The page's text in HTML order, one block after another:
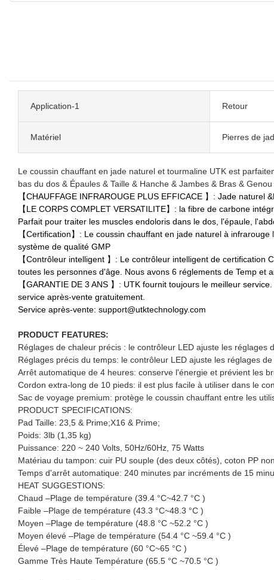
Application-1 Retour
Matériel Pierres de
Le coussin chauffant en jade naturel et tourmaline UTK est
bas du dos & Épaules & Taille & Hanche & Jambes & Bras & Genou
【CHAUFFAGE INFRAROUGE PLUS EFFICACE 】: Jade
【LE CORPS COMPLET VERSATILITE】: la fibre de carbone
Parfait pour traiter les muscles endoloris dans le dos, l'épaule,
【Certification】: Le coussin chauffant en jade naturel à
système de qualité GMP
【Contrôleur intelligent 】: Le contrôleur intelligent de
toutes les personnes d'âge. Nous avons 6 réglements de Temp et
【GARANTIE DE 3 ANS 】: UTK fournit toujours le meilleur
service après-vente gratuitement.
Service après-vente: support@utktechnology.com
PRODUCT FEATURES:
Réglages de chaleur précis : le contrôleur LED ajuste les
Réglages précis du temps: le contrôleur LED ajuste les réglages
Arrêt automatique de 4 heures: conserve l'énergie et prévient les
Cordon extra-long de 10 pieds: il est plus facile à utiliser dans le
Sac de voyage premium: protège le coussin chauffant entre les
PRODUCT SPECIFICATIONS:
Pad Taille: 23,5 & Prime;X16 & Prime;
Poids: 3lb (1,35 kg)
Puissance: 220 ~ 240 Volts, 50Hz/60Hz, 75 Watts
Matériau du tampon: cuir PU souple (des deux côtés), coton PP
Temps d'arrêt automatique: 240 minutes par incréments de 15
HEAT SUGGESTIONS:
Chaud –Plage de température (39.4 °C~42.7 °C )
Faible –Plage de température (43.3 °C~48.3 °C )
Moyen –Plage de température (48.8 °C ~52.2 °C )
Moyen élevé –Plage de température (54.4 °C ~59.4 °C )
Élevé –Plage de température (60 °C~65 °C )
Gamme Très Haute Température (65.5 °C ~70.5 °C )